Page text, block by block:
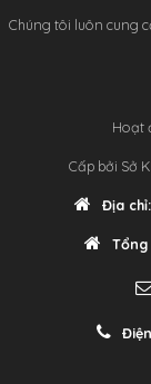
Chúng tôi luôn cung
Hoạt
Cấp bởi Sở
Địa chỉ:
Tổng